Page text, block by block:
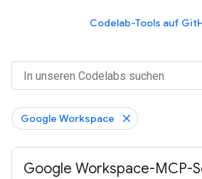
Codelab-Tools auf
Google Workspace
Google Workspace-MCP-